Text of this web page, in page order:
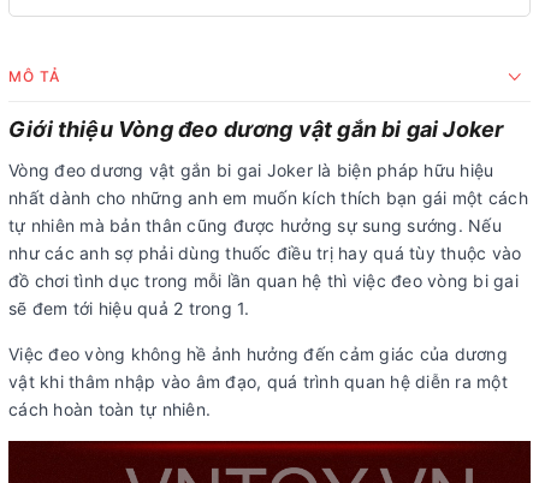
MÔ TẢ
Giới thiệu Vòng đeo dương vật gắn bi gai Joker
Vòng đeo dương vật gắn bi gai Joker là biện pháp hữu hiệu
nhất dành cho những anh em muốn kích thích bạn gái một cách
tự nhiên mà bản thân cũng được hưởng sự sung sướng. Nếu
như các anh sợ phải dùng thuốc điều trị hay quá tùy thuộc vào
đồ chơi tình dục trong mỗi lần quan hệ thì việc đeo vòng bi gai
sẽ đem tới hiệu quả 2 trong 1.
Việc đeo vòng không hề ảnh hưởng đến cảm giác của dương
vật khi thâm nhập vào âm đạo, quá trình quan hệ diễn ra một
cách hoàn toàn tự nhiên.